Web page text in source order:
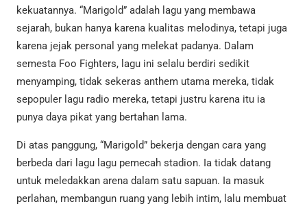
kekuatannya. “Marigold” adalah lagu yang membawa
sejarah, bukan hanya karena kualitas melodinya, tetapi juga
karena jejak personal yang melekat padanya. Dalam
semesta Foo Fighters, lagu ini selalu berdiri sedikit
menyamping, tidak sekeras anthem utama mereka, tidak
sepopuler lagu radio mereka, tetapi justru karena itu ia
punya daya pikat yang bertahan lama.
Di atas panggung, “Marigold” bekerja dengan cara yang
berbeda dari lagu lagu pemecah stadion. Ia tidak datang
untuk meledakkan arena dalam satu sapuan. Ia masuk
perlahan, membangun ruang yang lebih intim, lalu membuat